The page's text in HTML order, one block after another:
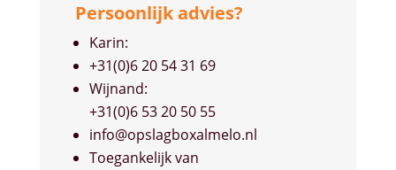
Persoonlijk advies?
Karin:
+31(0)6 20 54 31 69
Wijnand:
+31(0)6 53 20 50 55
info@opslagboxalmelo.nl
Toegankelijk van